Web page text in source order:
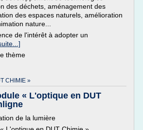
des déchets, aménagement des
des espaces naturels, amélioration
nature...
de l'intérêt à adopter un
thème
CHIMIE »
« L'optique en DUT
de la lumière